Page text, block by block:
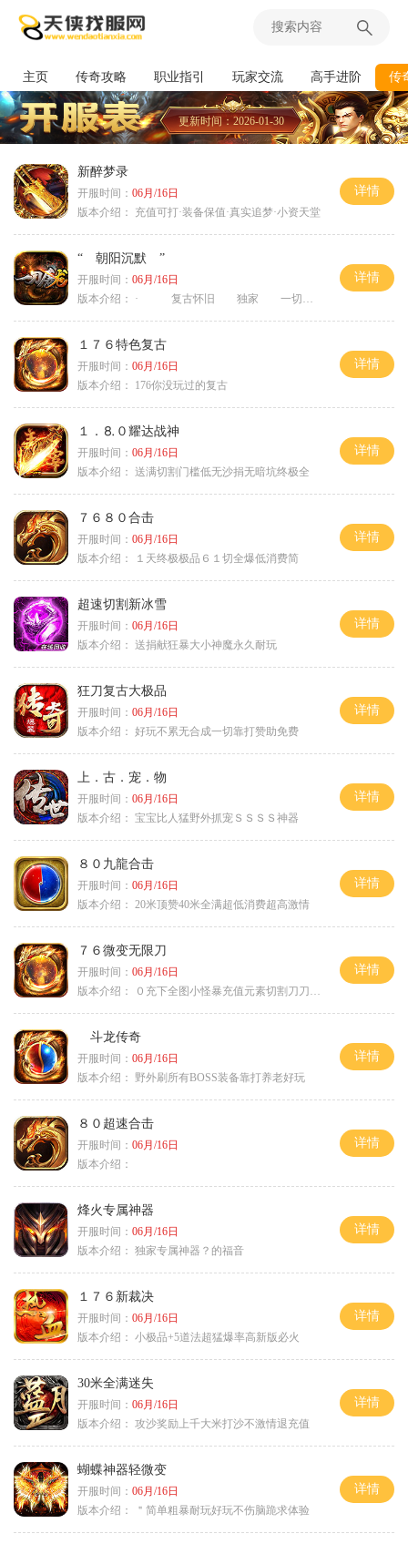
主页 传奇攻略 职业指引 玩家交流 高手进阶 传
更新时间：2026-01-30
新醉梦录
开服时间： 06月/16日
版本介绍：
充值可打·装备保值·真实追梦·小资天堂
详情
“ 朝阳沉默 ”
开服时间： 06月/16日
版本介绍：
· 复古怀旧 独家 一切靠打
详情
１７６特色复古
开服时间： 06月/16日
版本介绍：
176你没玩过的复古
详情
１．⒏０耀达战神
开服时间： 06月/16日
版本介绍： 送满切割门槛低无沙捐无暗坑终极全
详情
７６８０合击
开服时间： 06月/16日
版本介绍：
１天终极极品６１切全爆低消费简
详情
超速切割新冰雪
开服时间： 06月/16日
版本介绍： 送捐献狂暴大小神魔永久耐玩
详情
狂刀复古大极品
开服时间： 06月/16日
版本介绍： 好玩不累无合成一切靠打赞助免费
详情
上．古．宠．物
开服时间： 06月/16日
版本介绍： 宝宝比人猛野外抓宠ＳＳＳＳ神器
详情
８０九龍合击
开服时间： 06月/16日
版本介绍： 20米顶赞40米全满超低消费超高激情
详情
７６微变无限刀
开服时间： 06月/16日
版本介绍：
０充下全图小怪暴充值元素切割刀刀极品
详情
斗龙传奇
开服时间： 06月/16日
版本介绍：
野外刷所有BOSS装备靠打养老好玩
详情
８０超速合击
开服时间： 06月/16日
版本介绍：
详情
烽火专属神器
开服时间： 06月/16日
版本介绍： 独家专属神器？的福音
详情
１７６新裁决
开服时间： 06月/16日
版本介绍： 小极品+5道法超猛爆率高新版必火
详情
30米全满迷失
开服时间： 06月/16日
版本介绍： 攻沙奖励上千大米打沙不激情退充值
详情
蝴蝶神器轻微变
开服时间： 06月/16日
版本介绍：
＂简单粗暴耐玩好玩不伤脑跪求体验
详情